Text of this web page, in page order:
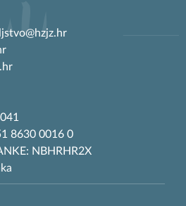
8630 0016 0
NBHRHR2X